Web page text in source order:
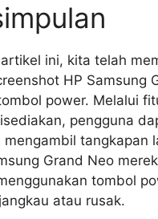
ini, kita telah
HP Samsung
power. Melalui
pengguna
mengambil tangkapan
Grand Neo
tombol
atau rusak.